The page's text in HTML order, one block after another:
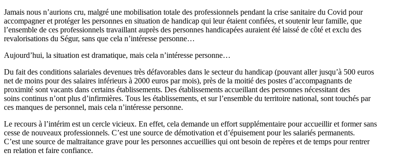
Jamais nous n’aurions cru, malgré une mobilisation totale des professionnels pendant la crise sanitaire du Covid pour
accompagner et protéger les personnes en situation de handicap qui leur étaient confiées, et soutenir leur famille, que
l’ensemble de ces professionnels travaillant auprès des personnes handicapées auraient été laissé de côté et exclu des
revalorisations du Ségur, sans que cela n’intéresse personne…
Aujourd’hui, la situation est dramatique, mais cela n’intéresse personne…
Du fait des conditions salariales devenues très défavorables dans le secteur du handicap (pouvant aller jusqu’à 500 euros
net de moins pour des salaires inférieurs à 2000 euros par mois), près de la moitié des postes d’accompagnants de
proximité sont vacants dans certains établissements. Des établissements accueillant des personnes nécessitant des
soins continus n’ont plus d’infirmières. Tous les établissements, et sur l’ensemble du territoire national, sont touchés par
ces manques de personnel, mais cela n’intéresse personne.
Le recours à l’intérim est un cercle vicieux. En effet, cela demande un effort supplémentaire pour accueillir et former sans
cesse de nouveaux professionnels. C’est une source de démotivation et d’épuisement pour les salariés permanents.
C’est une source de maltraitance grave pour les personnes accueillies qui ont besoin de repères et de temps pour rentrer
en relation et faire confiance.